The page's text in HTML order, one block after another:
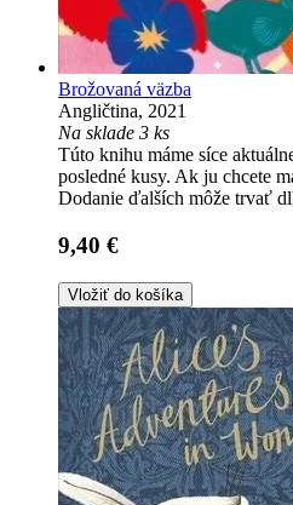
Brožovaná väzba
Angličtina, 2021
Na sklade 3 ks
Túto knihu máme síce
posledné kusy. Ak ju chcete
Dodanie ďalších môže trvať
9,40 €
Vložiť do košíka